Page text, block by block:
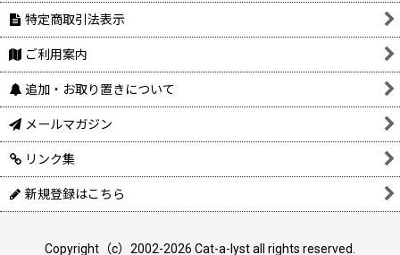
特定商取引法表示
ご利用案内
追加・お取り置きについて
メールマガジン
リンク集
新規登録はこちら
Copyright（c）2002-2026 Cat-a-lyst all rights reserved.